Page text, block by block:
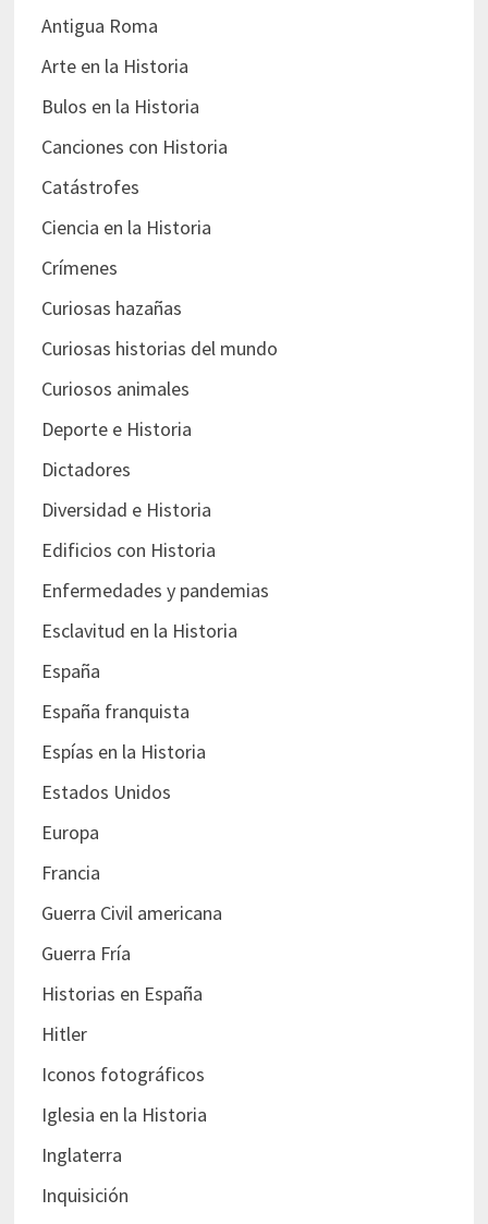
Antigua Roma
Arte en la Historia
Bulos en la Historia
Canciones con Historia
Catástrofes
Ciencia en la Historia
Crímenes
Curiosas hazañas
Curiosas historias del mundo
Curiosos animales
Deporte e Historia
Dictadores
Diversidad e Historia
Edificios con Historia
Enfermedades y pandemias
Esclavitud en la Historia
España
España franquista
Espías en la Historia
Estados Unidos
Europa
Francia
Guerra Civil americana
Guerra Fría
Historias en España
Hitler
Iconos fotográficos
Iglesia en la Historia
Inglaterra
Inquisición